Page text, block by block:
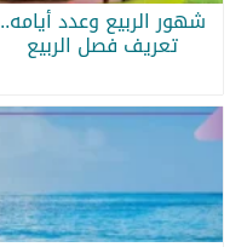
شهور الربيع وعدد أيامه..
تعريف فصل الربيع